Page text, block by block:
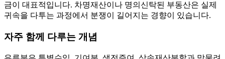
금이 대표적입니다. 차명재산이나 명의신탁된 부동산은 실제
귀속을 다투는 과정에서 분쟁이 길어지는 경향이 있습니다.
자주 함께 다루는 개념